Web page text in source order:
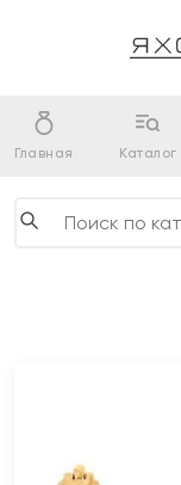
Главная Каталог